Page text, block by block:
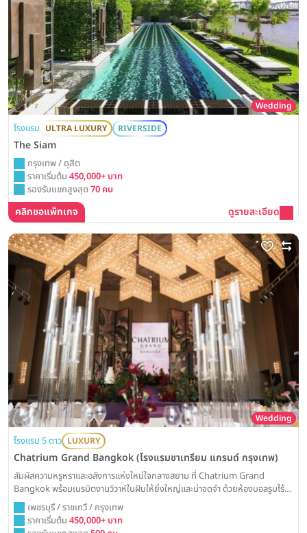
Wedding
โรงแรม ULTRA LUXURY RIVERSIDE
The Siam
กรุงเทพ / ดุสิต
ราคาเริ่มต้น 450,000+ บาท
รองรับแขกสูงสุด 70 คน
คลิกขอแพ็กเกจ ดูรายละเอียด
Wedding
โรงแรม 5 ดาว LUXURY
Chatrium Grand Bangkok (โรงแรมชาเทรียม แกรนด์ กรุงเทพ)
สัมผัสความหรูหราและอลังการแห่งใหม่ใจกลางสยาม ที่ Chatrium Grand
Bangkok พร้อมเนรมิตงานวิวาห์ในฝันให้ยิ่งใหญ่และน่าจดจำ ด้วยห้องบอลรูมไร้
เสาที่โอ่อ่าและเทคโนโลยีจอ LED ล้ำสมัย เพื่อการเฉลิมฉลองที่สมบูรณ์แบบที่สุด
เพชรบุรี / ราชเทวี / กรุงเทพ
ราคาเริ่มต้น 450,000+ บาท